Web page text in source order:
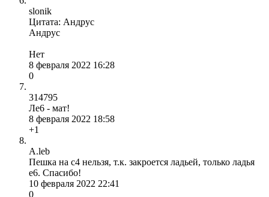
slonik
Цитата: Андрус
Андрус
Нет
8 февраля 2022 16:28
0
314795
Ле6 - мат!
8 февраля 2022 18:58
+1
A.leb
Пешка на с4 нельзя, т.к. закроется ладьей, только ладья
е6. Спасибо!
10 февраля 2022 22:41
0